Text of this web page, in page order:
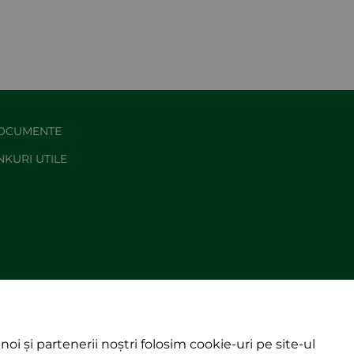
UTILE
și partenerii noștri folosim cookie-uri pe site-ul